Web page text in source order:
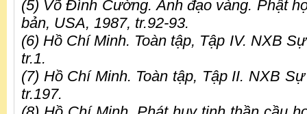
(5) Võ Đình Cường. Ánh đạo vàng. Phật
bản, USA, 1987, tr.92-93.
(6) Hồ Chí Minh. Toàn tập, Tập IV. NXB
tr.1.
(7) Hồ Chí Minh. Toàn tập, Tập II. NXB
tr.197.